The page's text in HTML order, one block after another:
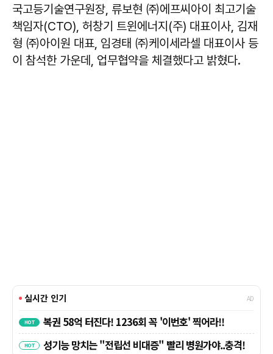
국고등기술연구원장, 류보현 ㈜에프씨아이 최고기술
책임자(CTO), 허창기 트윈에너지(주) 대표이사, 김재
형 ㈜아이원 대표, 임경태 ㈜케이세라셀 대표이사 등
이 참석한 가운데, 업무협약을 체결했다고 밝혔다.